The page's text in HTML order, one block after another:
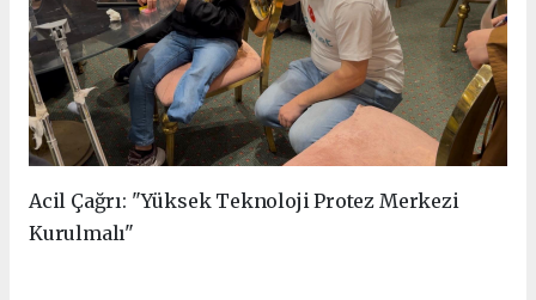
Acil Çağrı: "Yüksek Teknoloji Protez Merkezi
Kurulmalı"